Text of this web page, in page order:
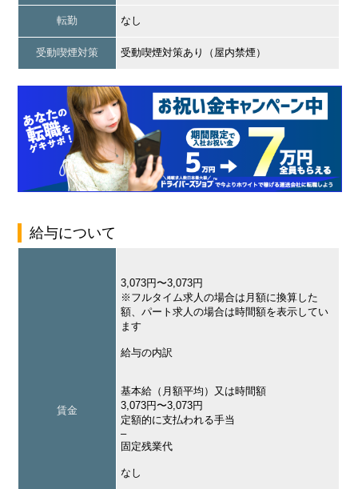
転勤 なし
受動喫煙対策 受動喫煙対策あり（屋内禁煙）
給与について
賃金
3,073円〜3,073円
※フルタイム求人の場合は月額に換算した
額、パート求人の場合は時間額を表示してい
ます
給与の内訳
基本給（月額平均）又は時間額
3,073円〜3,073円
定額的に支払われる手当
–
固定残業代
なし